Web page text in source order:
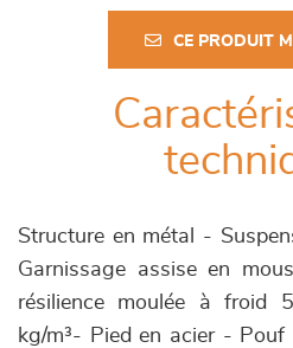
CE PRODUIT
Structure en métal -
Garnissage assise en
résilience moulée à froid
kg/m³- Pied en acier - Pouf